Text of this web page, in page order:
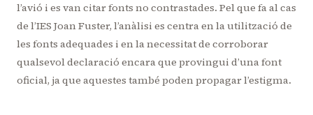
l’avió i es van citar fonts no contrastades. Pel que fa al cas
de l’IES Joan Fuster, l’anàlisi es centra en la utilització de
les fonts adequades i en la necessitat de corroborar
qualsevol declaració encara que provingui d’una font
oficial, ja que aquestes també poden propagar l’estigma.